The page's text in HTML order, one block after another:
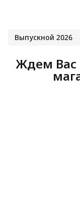
Выпускной 2026
Ждем